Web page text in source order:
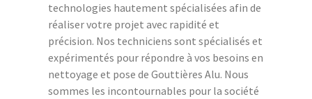
technologies hautement spécialisées afin de
réaliser votre projet avec rapidité et
précision. Nos techniciens sont spécialisés et
expérimentés pour répondre à vos besoins en
nettoyage et pose de Gouttières Alu. Nous
sommes les incontournables pour la société